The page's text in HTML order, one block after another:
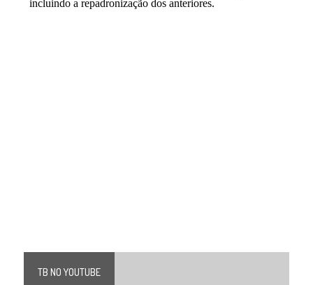
TB NO YOUTUBE